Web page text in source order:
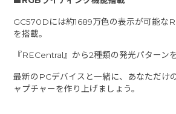
GC570Dには約1689万色の表示が可能な
を搭載。
『RECentral』から2種類の発光パターン
最新のPCデバイスと一緒に、あなただけ
ャプチャーを作り上げましょう。